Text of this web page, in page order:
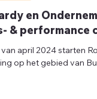
en
& performance
april 2024 starten
op het gebied van